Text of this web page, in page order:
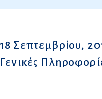
18 Σεπτεμβρίου,
Γενικές